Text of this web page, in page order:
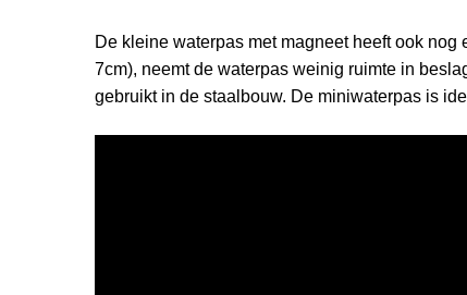
De kleine waterpas met magneet heeft ook
7cm), neemt de waterpas weinig ruimte in
gebruikt in de staalbouw. De miniwaterpas is